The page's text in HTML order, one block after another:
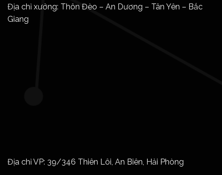
Địa chỉ xưởng: Thôn Đèo – An Dương – Tân Yên – Bắc
Giang
Địa chỉ VP: 39/346 Thiên Lôi, An Biên, Hải Phòng